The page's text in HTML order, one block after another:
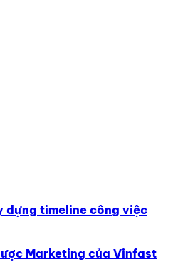
dựng timeline công việc
Marketing của Vinfast